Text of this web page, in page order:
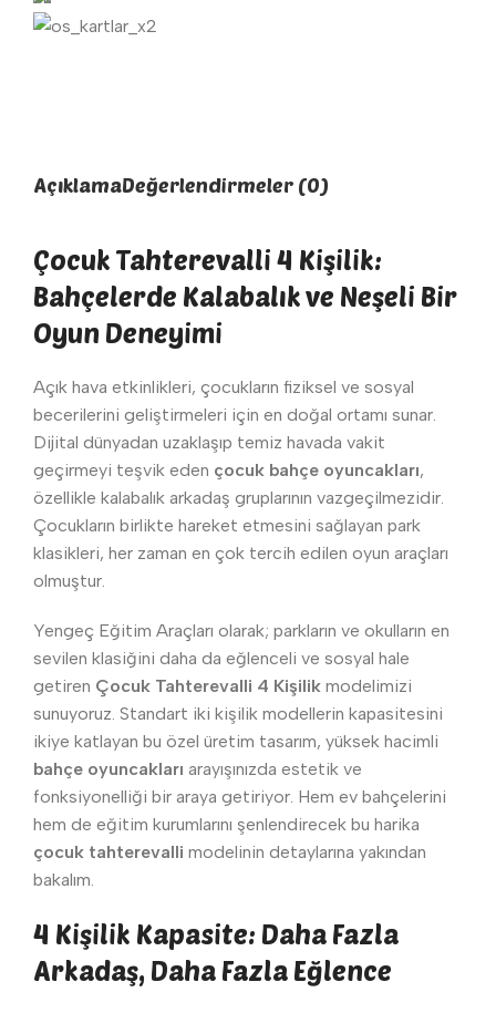
AçıklamaDeğerlendirmeler (0)
Çocuk Tahterevalli 4 Kişilik:
Bahçelerde Kalabalık ve Neşeli Bir
Oyun Deneyimi
Açık hava etkinlikleri, çocukların fiziksel ve sosyal
becerilerini geliştirmeleri için en doğal ortamı sunar.
Dijital dünyadan uzaklaşıp temiz havada vakit
geçirmeyi teşvik eden çocuk bahçe oyuncakları,
özellikle kalabalık arkadaş gruplarının vazgeçilmezidir.
Çocukların birlikte hareket etmesini sağlayan park
klasikleri, her zaman en çok tercih edilen oyun araçları
olmuştur.
Yengeç Eğitim Araçları olarak; parkların ve okulların en
sevilen klasiğini daha da eğlenceli ve sosyal hale
getiren Çocuk Tahterevalli 4 Kişilik modelimizi
sunuyoruz. Standart iki kişilik modellerin kapasitesini
ikiye katlayan bu özel üretim tasarım, yüksek hacimli
bahçe oyuncakları arayışınızda estetik ve
fonksiyonelliği bir araya getiriyor. Hem ev bahçelerini
hem de eğitim kurumlarını şenlendirecek bu harika
çocuk tahterevalli modelinin detaylarına yakından
bakalım.
4 Kişilik Kapasite: Daha Fazla
Arkadaş, Daha Fazla Eğlence